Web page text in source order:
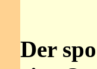
Der